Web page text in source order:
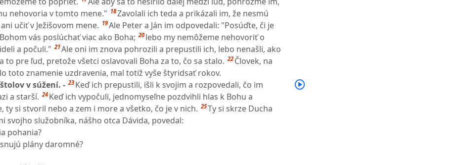
nehovoria v tomto mene." 18Zavolali ich teda a prikázali im, že nesmú
učiť v Ježišovom mene. 19Ale Peter a Ján im odpovedali: "Posúďte, či je
vás poslúchať viac ako Boha; 20 lebo my nemôžeme nehovoriť o
a počuli." 21Ale oni im znova pohrozili a prepustili ich, lebo nenašli, ako
to pre ľud, pretože všetci oslavovali Boha za to, čo sa stalo. 22 Človek, na
toto znamenie uzdravenia, mal totiž vyše štyridsať rokov.
v súžení. - 23 Keď ich prepustili, išli k svojim a rozpovedali, čo im
a starší. 24 Keď ich vypočuli, jednomyseľne pozdvihli hlas k Bohu a
ty si stvoril nebo a zem i more a všetko, čo je v nich. 25Ty si skrze Ducha
svojho služobníka, nášho otca Dávida, povedal:
pohania?
plány daromné?